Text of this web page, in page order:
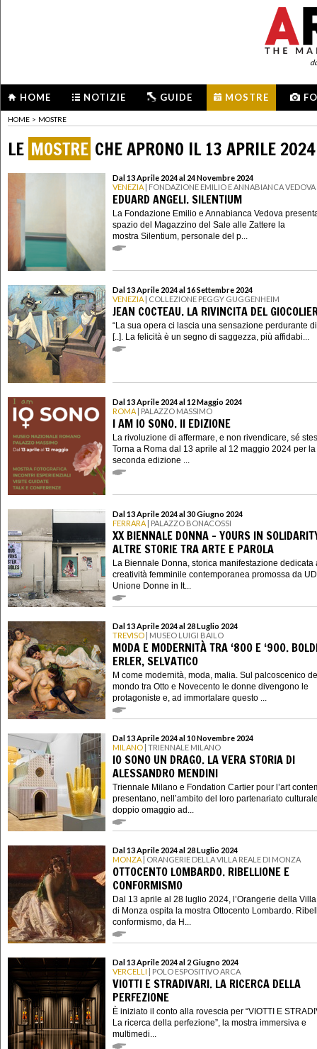
HOME NOTIZIE GUIDE MOSTRE
HOME > MOSTRE
LE MOSTRE CHE APRONO IL 13 APRILE 2024
Dal 13 Aprile 2024 al 24 Novembre 2024
VENEZIA | FONDAZIONE EMILIO E ANNABIANCA VEDOVA
EDUARD ANGELI. SILENTIUM
La Fondazione Emilio e Annabianca Vedova
spazio del Magazzino del Sale alle Zattere la
mostra Silentium, personale del p...
Dal 13 Aprile 2024 al 16 Settembre 2024
VENEZIA | COLLEZIONE PEGGY GUGGENHEIM
JEAN COCTEAU. LA RIVINCITA DEL
“La sua opera ci lascia una sensazione perdurante
[..]. La felicità è un segno di saggezza, più affidabi...
Dal 13 Aprile 2024 al 12 Maggio 2024
ROMA | PALAZZO MASSIMO
I AM IO SONO. II EDIZIONE
La rivoluzione di affermare, e non rivendicare, sé
Torna a Roma dal 13 aprile al 12 maggio 2024 per la
seconda edizione ...
Dal 13 Aprile 2024 al 30 Giugno 2024
FERRARA | PALAZZO BONACOSSI
XX BIENNALE DONNA - YOURS IN
ALTRE STORIE TRA ARTE E PAROLA
La Biennale Donna, storica manifestazione dedicata
creatività femminile contemporanea promossa da
Unione Donne in It...
Dal 13 Aprile 2024 al 28 Luglio 2024
TREVISO | MUSEO LUIGI BAILO
MODA E MODERNITÀ TRA ‘800 E ‘900.
ERLER, SELVATICO
M come modernità, moda, malia. Sul palcoscenico
mondo tra Otto e Novecento le donne divengono le
protagoniste e, ad immortalare questo ...
Dal 13 Aprile 2024 al 10 Novembre 2024
MILANO | TRIENNALE MILANO
IO SONO UN DRAGO. LA VERA STORIA DI
ALESSANDRO MENDINI
Triennale Milano e Fondation Cartier pour l’art
presentano, nell’ambito del loro partenariato
doppio omaggio ad...
Dal 13 Aprile 2024 al 28 Luglio 2024
MONZA | ORANGERIE DELLA VILLA REALE DI MONZA
OTTOCENTO LOMBARDO. RIBELLIONE E
CONFORMISMO
Dal 13 aprile al 28 luglio 2024, l’Orangerie della
di Monza ospita la mostra Ottocento Lombardo.
conformismo, da H...
Dal 13 Aprile 2024 al 2 Giugno 2024
VERCELLI | POLO ESPOSITIVO ARCA
VIOTTI E STRADIVARI. LA RICERCA DELLA
PERFEZIONE
È iniziato il conto alla rovescia per “VIOTTI E
La ricerca della perfezione”, la mostra immersiva e
multimedi...